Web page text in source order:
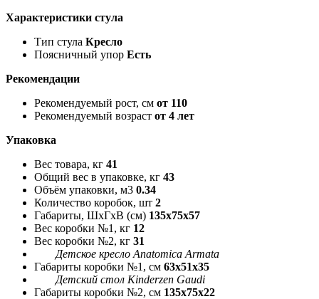
Характеристики стула
Тип стула Кресло
Поясничный упор Есть
Рекомендации
Рекомендуемый рост, см от 110
Рекомендуемый возраст от 4 лет
Упаковка
Вес товара, кг 41
Общий вес в упаковке, кг 43
Объём упаковки, м3 0.34
Количество коробок, шт 2
Габариты, ШxГxВ (см) 135x75x57
Вес коробки №1, кг 12
Вес коробки №2, кг 31
Детское кресло Anatomica Armata
Габариты коробки №1, см 63x51x35
Детский стол Kinderzen Gaudi
Габариты коробки №2, см 135x75x22